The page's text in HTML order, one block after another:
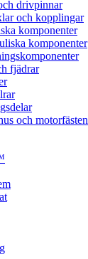
drivpinnar
och kopplingar
komponenter
komponenter
fjädrar
och motorfästen